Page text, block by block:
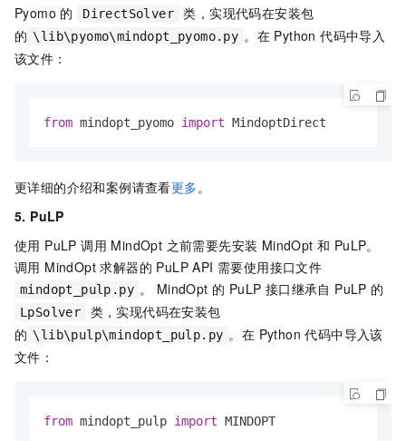
Pyomo 的
DirectSolver
类，实现代码在安装包
的 \lib\pyomo\mindopt_pyomo.py 。在 Python 代码中导入
该文件：
from mindopt_pyomo import MindoptDirect
更详细的介绍和案例请查看更多 。
5. PuLP
使用 PuLP 调用 MindOpt 之前需要先安装 MindOpt 和 PuLP。
调用 MindOpt 求解器的 PuLP API 需要使用接口文件
mindopt_pulp.py 。 MindOpt 的 PuLP 接口继承自 PuLP 的
LpSolver
类，实现代码在安装包
的 \lib\pulp\mindopt_pulp.py 。在 Python 代码中导入该
文件：
from mindopt_pulp import MINDOPT